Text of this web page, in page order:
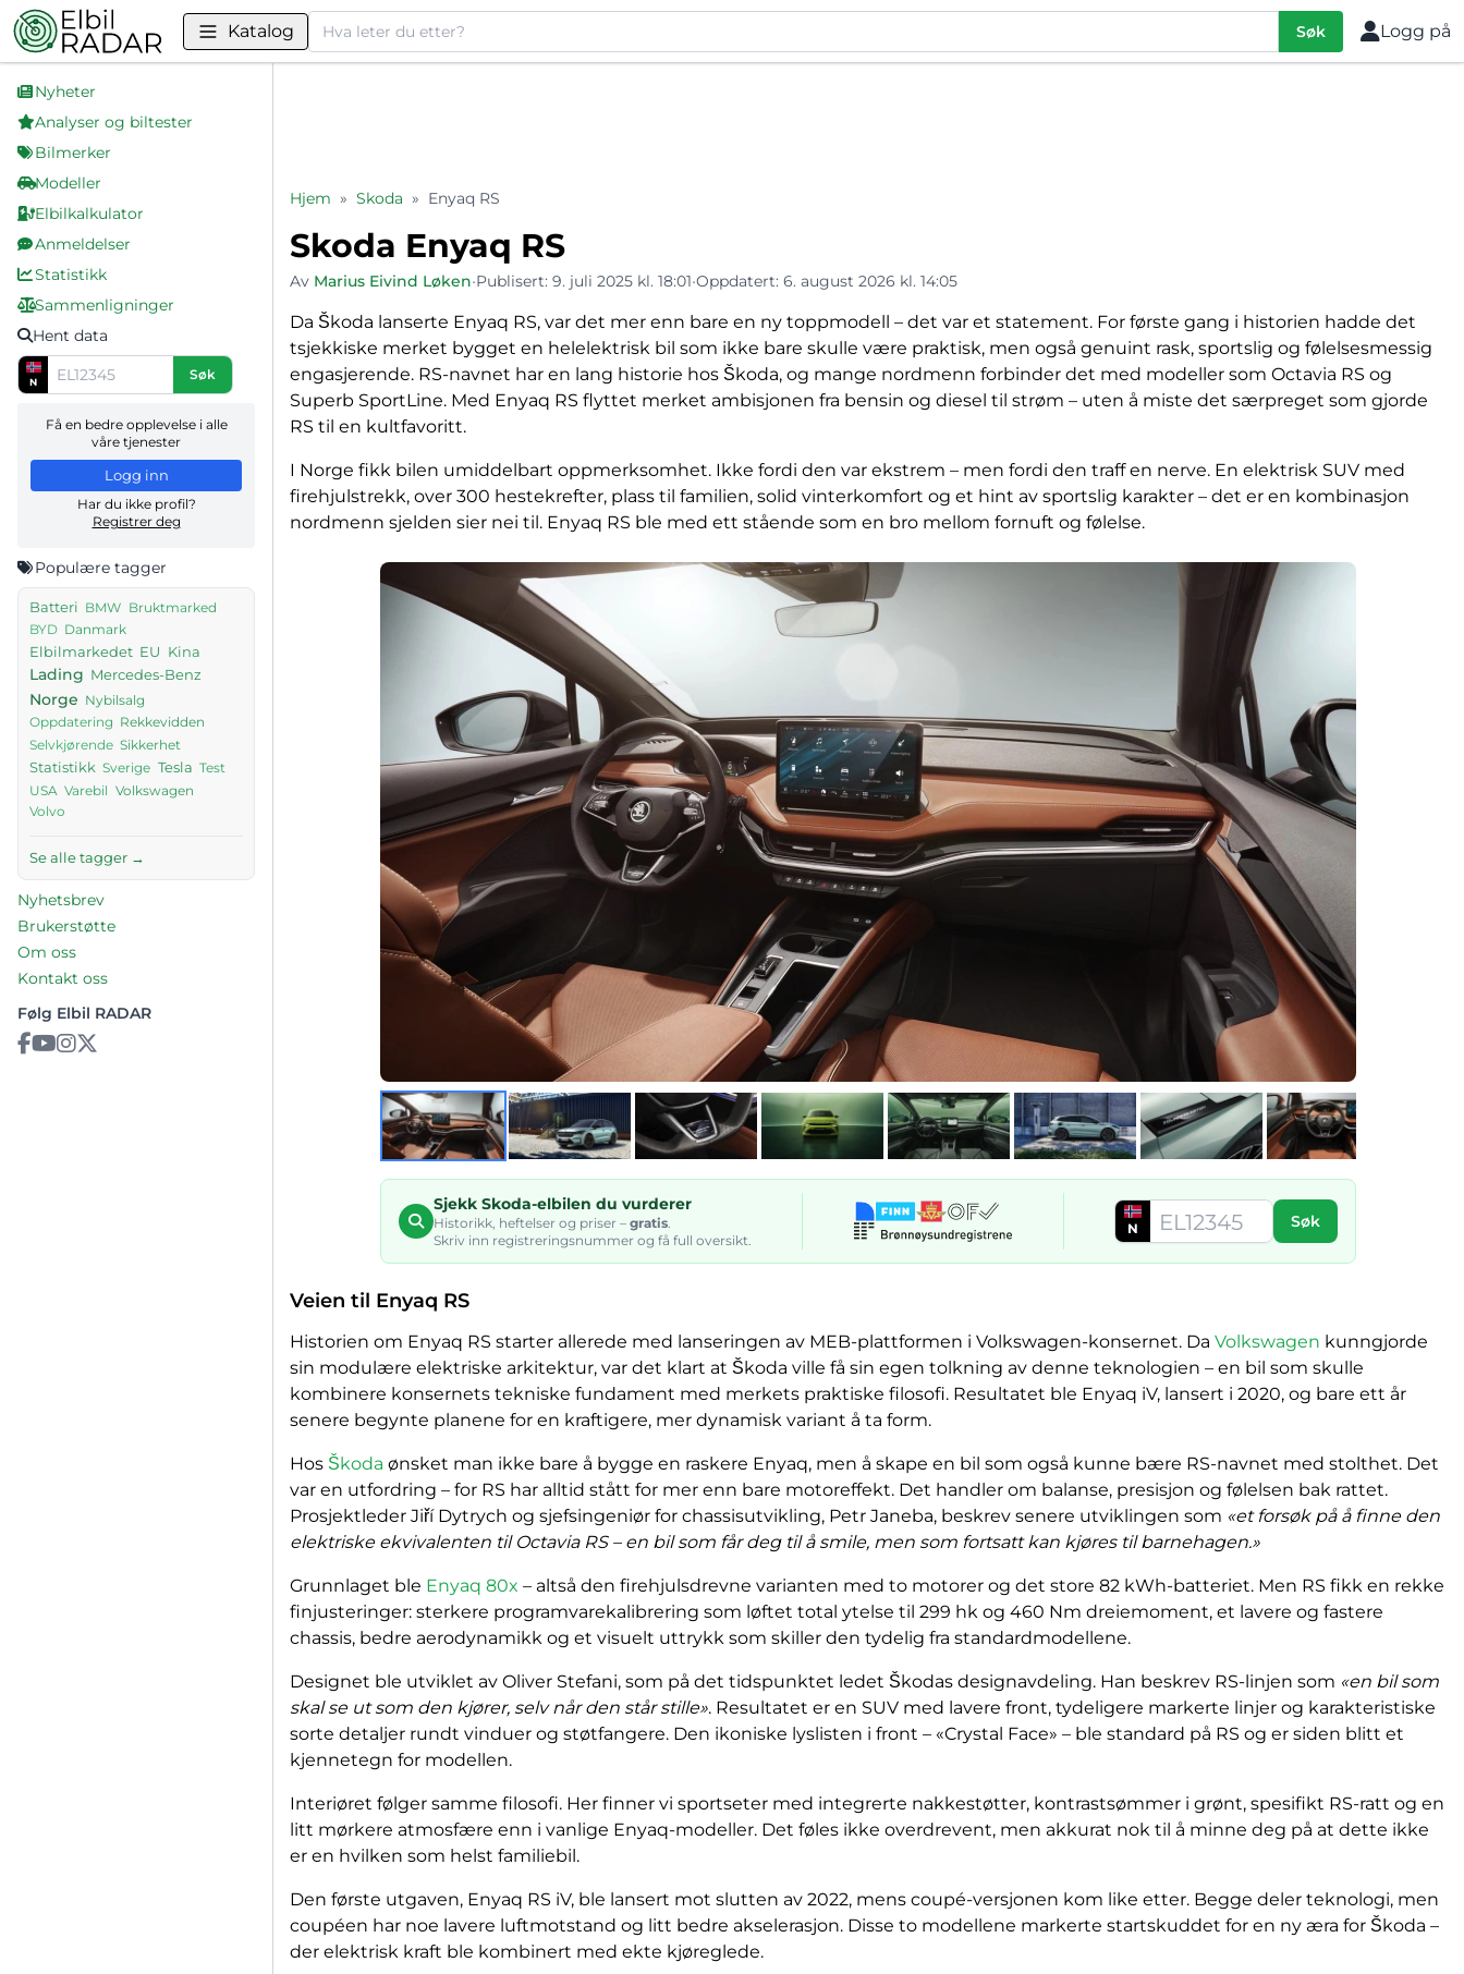
Katalog Søk Søk Logg på
Nyheter
Analyser og biltester
Bilmerker
Modeller
Elbilkalkulator
Anmeldelser
Statistikk
Sammenligninger
Hent data
N Søk
Få en bedre opplevelse i alle
våre tjenester
Logg inn
Har du ikke profil?
Registrer deg
Populære tagger
Batteri BMW Bruktmarked
BYD Danmark
Elbilmarkedet EU Kina
Lading Mercedes-Benz
Norge Nybilsalg
Oppdatering Rekkevidden
Selvkjørende Sikkerhet
Statistikk Sverige Tesla Test
USA Varebil Volkswagen
Volvo
Se alle tagger →
Nyhetsbrev
Brukerstøtte
Om oss
Kontakt oss
Følg Elbil RADAR
Hjem » Skoda » Enyaq RS
Skoda Enyaq RS
Av Marius Eivind Løken•Publisert: 9. juli 2025 kl. 18:01•Oppdatert: 6. august 2026 kl. 14:05
Da Škoda lanserte Enyaq RS, var det mer enn bare en ny toppmodell – det var et statement. For første gang i historien hadde det
tsjekkiske merket bygget en helelektrisk bil som ikke bare skulle være praktisk, men også genuint rask, sportslig og følelsesmessig
engasjerende. RS-navnet har en lang historie hos Škoda, og mange nordmenn forbinder det med modeller som Octavia RS og
Superb SportLine. Med Enyaq RS flyttet merket ambisjonen fra bensin og diesel til strøm – uten å miste det særpreget som gjorde
RS til en kultfavoritt.
I Norge fikk bilen umiddelbart oppmerksomhet. Ikke fordi den var ekstrem – men fordi den traff en nerve. En elektrisk SUV med
firehjulstrekk, over 300 hestekrefter, plass til familien, solid vinterkomfort og et hint av sportslig karakter – det er en kombinasjon
nordmenn sjelden sier nei til. Enyaq RS ble med ett stående som en bro mellom fornuft og følelse.
Sjekk Skoda-elbilen du vurderer
Historikk, heftelser og priser – gratis.
Skriv inn registreringsnummer og få full oversikt.
N Søk
Veien til Enyaq RS
Historien om Enyaq RS starter allerede med lanseringen av MEB-plattformen i Volkswagen-konsernet. Da Volkswagen kunngjorde
sin modulære elektriske arkitektur, var det klart at Škoda ville få sin egen tolkning av denne teknologien – en bil som skulle
kombinere konsernets tekniske fundament med merkets praktiske filosofi. Resultatet ble Enyaq iV, lansert i 2020, og bare ett år
senere begynte planene for en kraftigere, mer dynamisk variant å ta form.
Hos Škoda ønsket man ikke bare å bygge en raskere Enyaq, men å skape en bil som også kunne bære RS-navnet med stolthet. Det
var en utfordring – for RS har alltid stått for mer enn bare motoreffekt. Det handler om balanse, presisjon og følelsen bak rattet.
Prosjektleder Jiří Dytrych og sjefsingeniør for chassisutvikling, Petr Janeba, beskrev senere utviklingen som «et forsøk på å finne den
elektriske ekvivalenten til Octavia RS – en bil som får deg til å smile, men som fortsatt kan kjøres til barnehagen.»
Grunnlaget ble Enyaq 80x – altså den firehjulsdrevne varianten med to motorer og det store 82 kWh-batteriet. Men RS fikk en rekke
finjusteringer: sterkere programvarekalibrering som løftet total ytelse til 299 hk og 460 Nm dreiemoment, et lavere og fastere
chassis, bedre aerodynamikk og et visuelt uttrykk som skiller den tydelig fra standardmodellene.
Designet ble utviklet av Oliver Stefani, som på det tidspunktet ledet Škodas designavdeling. Han beskrev RS-linjen som «en bil som
skal se ut som den kjører, selv når den står stille». Resultatet er en SUV med lavere front, tydeligere markerte linjer og karakteristiske
sorte detaljer rundt vinduer og støtfangere. Den ikoniske lyslisten i front – «Crystal Face» – ble standard på RS og er siden blitt et
kjennetegn for modellen.
Interiøret følger samme filosofi. Her finner vi sportseter med integrerte nakkestøtter, kontrastsømmer i grønt, spesifikt RS-ratt og en
litt mørkere atmosfære enn i vanlige Enyaq-modeller. Det føles ikke overdrevent, men akkurat nok til å minne deg på at dette ikke
er en hvilken som helst familiebil.
Den første utgaven, Enyaq RS iV, ble lansert mot slutten av 2022, mens coupé-versjonen kom like etter. Begge deler teknologi, men
coupéen har noe lavere luftmotstand og litt bedre akselerasjon. Disse to modellene markerte startskuddet for en ny æra for Škoda –
der elektrisk kraft ble kombinert med ekte kjøreglede.